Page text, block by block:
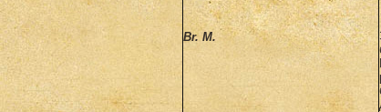
Br. M.